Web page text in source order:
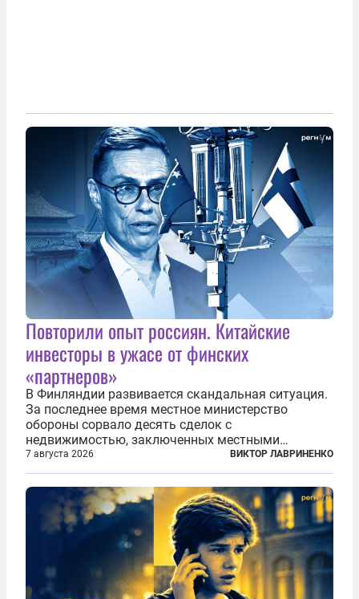
Повторили опыт россиян. Китайские
инвесторы в ужасе от финских
«партнеров»
В Финляндии развивается скандальная ситуация.
За последнее время местное министерство
обороны сорвало десять сделок с
недвижимостью, заключенных местными
фирмами с китайским капиталом. Чиновники
заявили, что они могли заключаться с целью
создания в Финляндии шпионской сети, чтобы
следить за...
7 августа 2026 ВИКТОР ЛАВРИНЕНКО